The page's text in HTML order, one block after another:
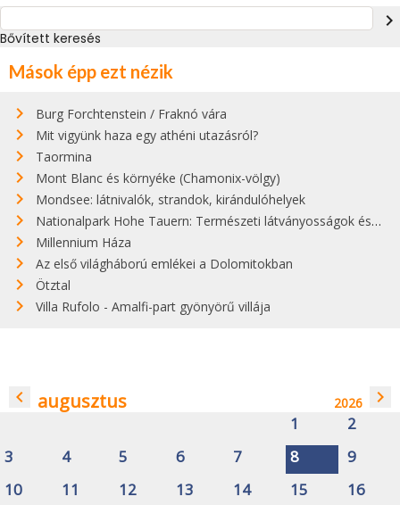
navigate_next
Bővített keresés
Mások épp ezt nézik
Burg Forchtenstein / Fraknó vára
Mit vigyünk haza egy athéni utazásról?
Taormina
Mont Blanc és környéke (Chamonix-völgy)
Mondsee: látnivalók, strandok, kirándulóhelyek
Nationalpark Hohe Tauern: Természeti látványosságok és kirándulástippek
Millennium Háza
Az első világháború emlékei a Dolomitokban
Ötztal
Villa Rufolo - Amalfi-part gyönyörű villája
navigate_before augusztus 2026 navigate_next
1
2
3
4 5 6 7 8
9
10
11 12 13 14 15
16